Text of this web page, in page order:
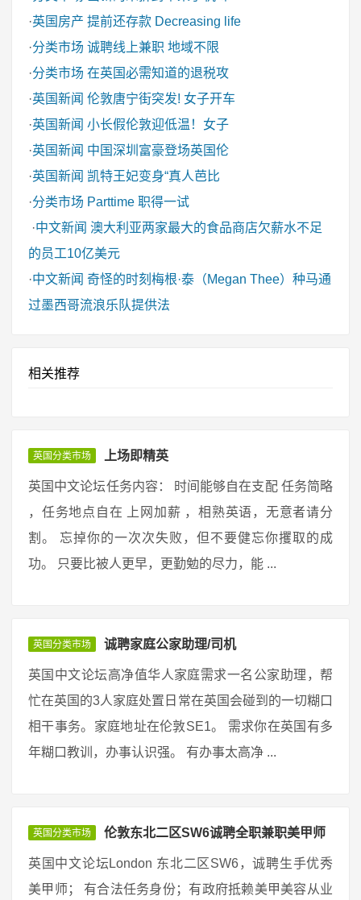
·英国房产 提前还存款 Decreasing life
·分类市场 诚聘线上兼职 地域不限
·分类市场 在英国必需知道的退税攻
·英国新闻 伦敦唐宁街突发! 女子开车
·英国新闻 小长假伦敦迎低温！女子
·英国新闻 中国深圳富豪登场英国伦
·英国新闻 凯特王妃变身“真人芭比
·分类市场 Parttime 职得一试
·中文新闻 澳大利亚两家最大的食品商店欠薪水不足
的员工10亿美元
·中文新闻 奇怪的时刻梅根·泰（Megan Thee）种马通
过墨西哥流浪乐队提供法
相关推荐
英国分类市场 上场即精英
英国中文论坛任务内容： 时间能够自在支配 任务简略
，任务地点自在 上网加薪 ，相熟英语，无意者请分
割。 忘掉你的一次次失败，但不要健忘你攫取的成
功。 只要比被人更早，更勤勉的尽力，能 ...
英国分类市场 诚聘家庭公家助理/司机
英国中文论坛高净值华人家庭需求一名公家助理，帮
忙在英国的3人家庭处置日常在英国会碰到的一切糊口
相干事务。家庭地址在伦敦SE1。 需求你在英国有多
年糊口教训，办事认识强。 有办事太高净 ...
英国分类市场 伦敦东北二区SW6诚聘全职兼职美甲师
英国中文论坛London 东北二区SW6，诚聘生手优秀
美甲师； 有合法任务身份；有政府抵赖美甲美容从业